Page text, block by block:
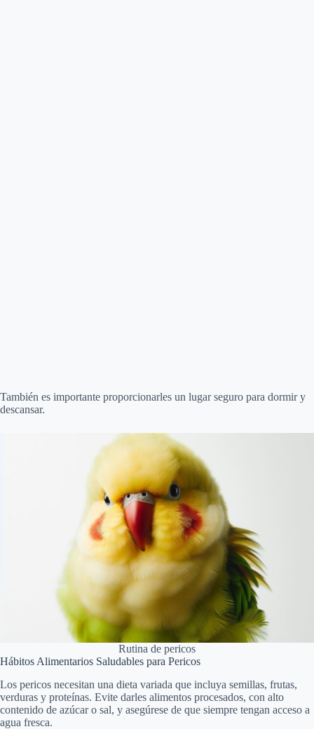
También es importante proporcionarles un lugar seguro para dormir y
descansar.
Rutina de pericos
Hábitos Alimentarios Saludables para Pericos
Los pericos necesitan una dieta variada que incluya semillas, frutas,
verduras y proteínas. Evite darles alimentos procesados, con alto
contenido de azúcar o sal, y asegúrese de que siempre tengan acceso a
agua fresca.